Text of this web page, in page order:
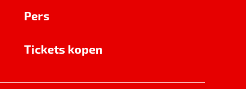
Pers
Tickets kopen